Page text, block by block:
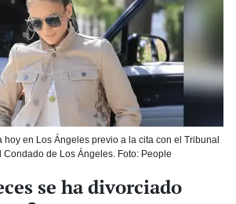
hoy en Los Ángeles previo a la cita con el Tribunal
Condado de Los Ángeles. Foto: People
se ha divorciado